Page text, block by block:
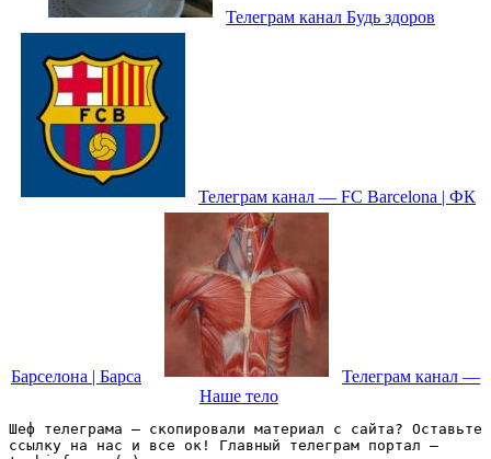
Телеграм канал Будь здоров
Телеграм канал — FC Barcelona | ФК
Барселона | Барса
Телеграм канал —
Наше тело
Шеф телеграма – скопировали материал с сайта? Оставьте
ссылку на нас и все ок! Главный телеграм портал –